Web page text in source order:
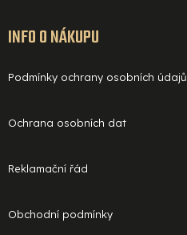
INFO O NÁKUPU
Podmínky ochrany osobních údajů
Ochrana osobních dat
Reklamační řád
Obchodní podmínky